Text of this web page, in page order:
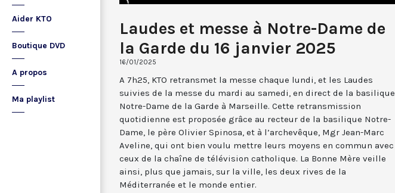
Aider KTO
Boutique DVD
A propos
Ma playlist
Laudes et messe à Notre-Dame de
la Garde du 16 janvier 2025
16/01/2025
A 7h25, KTO retransmet la messe chaque lundi, et les Laudes
suivies de la messe du mardi au samedi, en direct de la basilique
Notre-Dame de la Garde à Marseille. Cette retransmission
quotidienne est proposée grâce au recteur de la basilique Notre-
Dame, le père Olivier Spinosa, et à l’archevêque, Mgr Jean-Marc
Aveline, qui ont bien voulu mettre leurs moyens en commun avec
ceux de la chaîne de télévision catholique. La Bonne Mère veille
ainsi, plus que jamais, sur la ville, les deux rives de la
Méditerranée et le monde entier.